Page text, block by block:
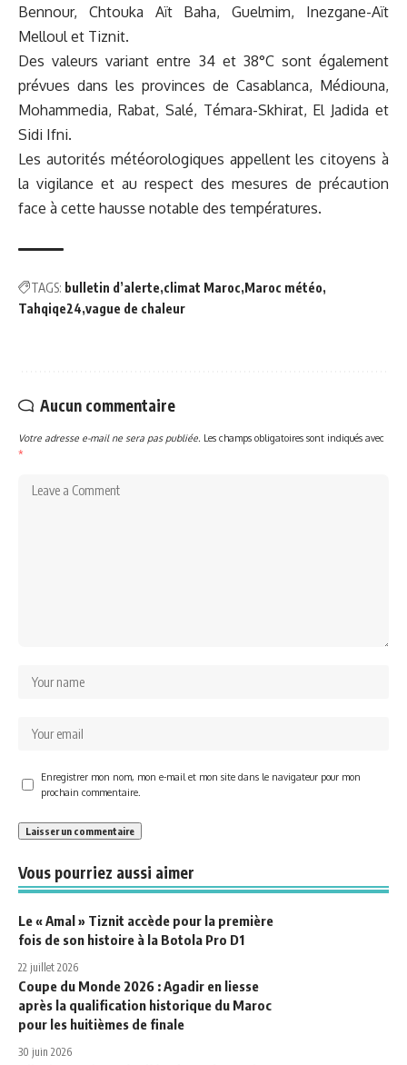
Bennour, Chtouka Aït Baha, Guelmim, Inezgane-Aït
Melloul et Tiznit.
Des valeurs variant entre 34 et 38°C sont également
prévues dans les provinces de Casablanca, Médiouna,
Mohammedia, Rabat, Salé, Témara-Skhirat, El Jadida et
Sidi Ifni.
Les autorités météorologiques appellent les citoyens à
la vigilance et au respect des mesures de précaution
face à cette hausse notable des températures.
TAGS: bulletin d’alerte climat Maroc Maroc météo
Tahqiqe24 vague de chaleur
Aucun commentaire
Votre adresse e-mail ne sera pas publiée. Les champs obligatoires sont indiqués avec
*
Enregistrer mon nom, mon e-mail et mon site dans le navigateur pour mon
prochain commentaire.
Vous pourriez aussi aimer
Le « Amal » Tiznit accède pour la première
fois de son histoire à la Botola Pro D1
22 juillet 2026
Coupe du Monde 2026 : Agadir en liesse
après la qualification historique du Maroc
pour les huitièmes de finale
30 juin 2026